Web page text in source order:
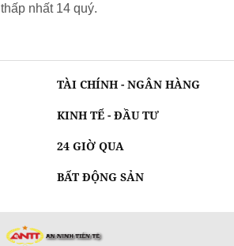
thấp nhất 14 quý.
TÀI CHÍNH - NGÂN HÀNG
KINH TẾ - ĐẦU TƯ
24 GIỜ QUA
BẤT ĐỘNG SẢN